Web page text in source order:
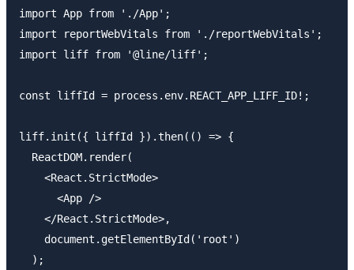
import App from './App';
import reportWebVitals from './reportWebVitals';
import liff from '@line/liff';
const liffId = process.env.REACT_APP_LIFF_ID!;
liff.init({ liffId }).then(() => {
  ReactDOM.render(
    <React.StrictMode>
      <App />
    </React.StrictMode>,
    document.getElementById('root')
  );